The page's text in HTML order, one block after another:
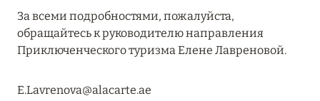
HÔTEL BARRIÈRE LES NEIGES
Подробнее
27 сентября 2024
За всеми подробностями, пожалуйста,
обращайтесь к руководителю направления
Приключенческого туризма Елене Лавреновой.
E.Lavrenova@alacarte.ae